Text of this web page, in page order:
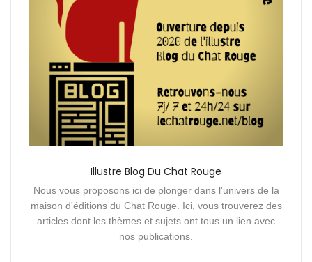
Illustre Blog Du Chat Rouge
Nous vous proposons ici de plonger dans l'univers de la
maison d'éditions du Chat Rouge. Ici, vous trouverez des
articles dont les thèmes et sujets ont tous un lien avec
nos publications.